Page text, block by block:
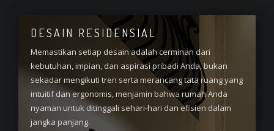
DESAIN RESIDENSIAL
Memastikan setiap desain adalah cerminan dari
kebutuhan, impian, dan aspirasi pribadi Anda, bukan
sekadar mengikuti tren serta merancang tata ruang yang
intuitif dan ergonomis, menjamin bahwa rumah Anda
nyaman untuk ditinggali sehari-hari dan efisien dalam
jangka panjang.